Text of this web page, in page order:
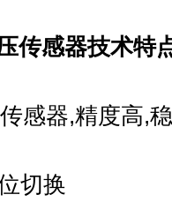
传感器技术特
器,精度高,
切换